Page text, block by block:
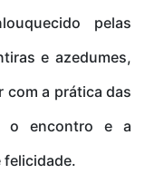
pelas
e azedumes,
com a prática das
o encontro e a
felicidade.